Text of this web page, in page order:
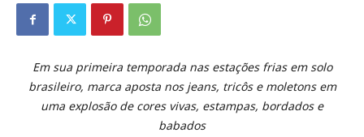
Em sua primeira temporada nas estações frias em solo
brasileiro, marca aposta nos jeans, tricôs e moletons em
uma explosão de cores vivas, estampas, bordados e
babados